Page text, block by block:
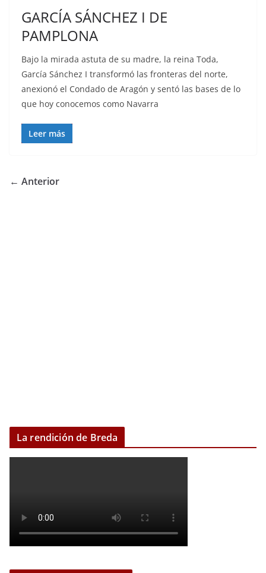
GARCÍA SÁNCHEZ I DE
PAMPLONA
Bajo la mirada astuta de su madre, la reina Toda,
García Sánchez I transformó las fronteras del norte,
anexionó el Condado de Aragón y sentó las bases de lo
que hoy conocemos como Navarra
Leer más
← Anterior
La rendición de Breda